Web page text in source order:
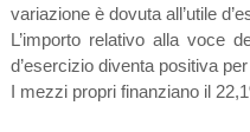
variazione è dovuta all’utile
L’importo relativo alla voce
d’esercizio diventa positiva
I mezzi propri finanziano il